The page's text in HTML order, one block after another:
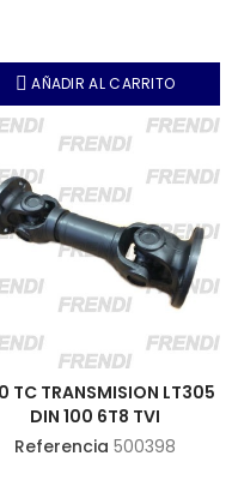
AÑADIR AL CARRITO
TC TRANSMISION LT305
DIN 100 6T8 TVI
Referencia 500398